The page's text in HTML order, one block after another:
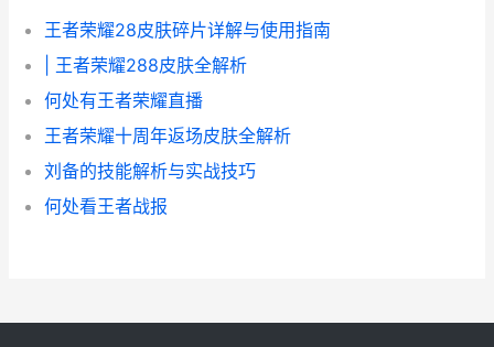
王者荣耀28皮肤碎片详解与使用指南
| 王者荣耀288皮肤全解析
何处有王者荣耀直播
王者荣耀十周年返场皮肤全解析
刘备的技能解析与实战技巧
何处看王者战报